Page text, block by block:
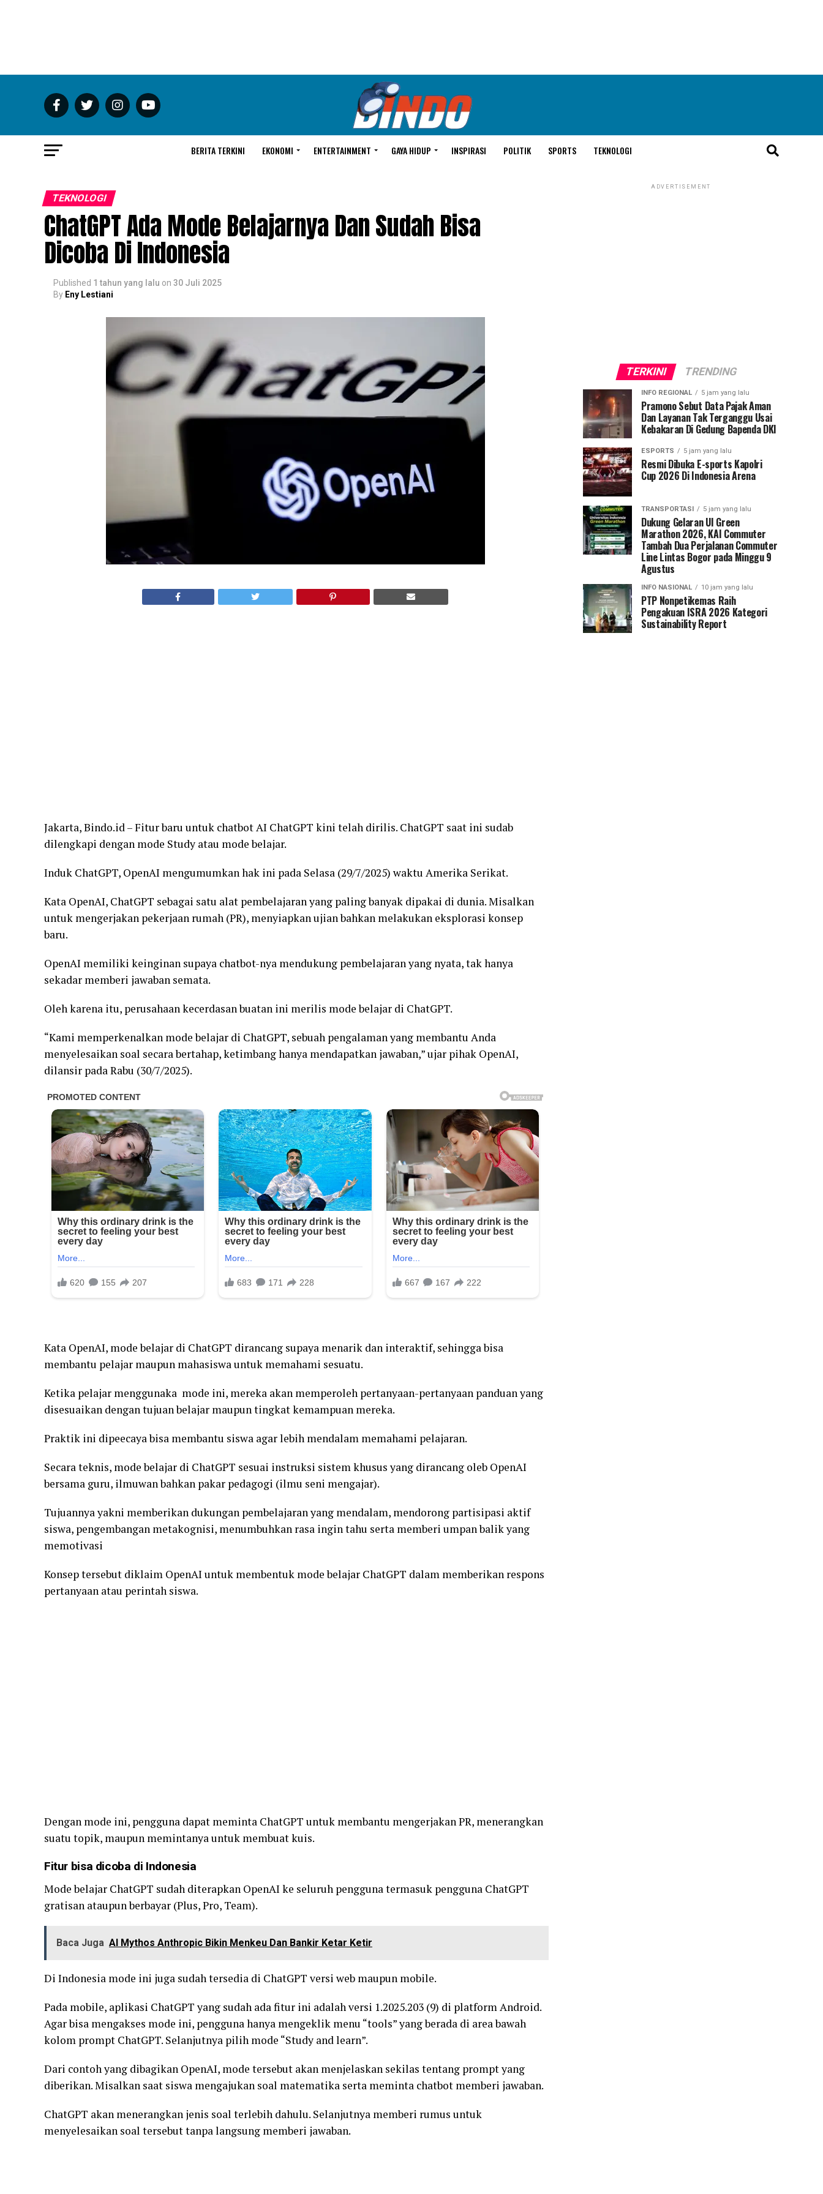
BERITA TERKINI EKONOMI ENTERTAINMENT GAYA HIDUP INSPIRASI POLITIK SPORTS TEKNOLOGI
TEKNOLOGI
ChatGPT Ada Mode Belajarnya Dan Sudah Bisa
Dicoba Di Indonesia
Published 1 tahun yang lalu on 30 Juli 2025
By Eny Lestiani
Jakarta, Bindo.id – Fitur baru untuk chatbot AI ChatGPT kini telah dirilis. ChatGPT saat ini sudab
dilengkapi dengan mode Study atau mode belajar.
Induk ChatGPT, OpenAI mengumumkan hak ini pada Selasa (29/7/2025) waktu Amerika Serikat.
Kata OpenAI, ChatGPT sebagai satu alat pembelajaran yang paling banyak dipakai di dunia. Misalkan
untuk mengerjakan pekerjaan rumah (PR), menyiapkan ujian bahkan melakukan eksplorasi konsep
baru.
OpenAI memiliki keinginan supaya chatbot-nya mendukung pembelajaran yang nyata, tak hanya
sekadar memberi jawaban semata.
Oleh karena itu, perusahaan kecerdasan buatan ini merilis mode belajar di ChatGPT.
“Kami memperkenalkan mode belajar di ChatGPT, sebuah pengalaman yang membantu Anda
menyelesaikan soal secara bertahap, ketimbang hanya mendapatkan jawaban,” ujar pihak OpenAI,
dilansir pada Rabu (30/7/2025).
Kata OpenAI, mode belajar di ChatGPT dirancang supaya menarik dan interaktif, sehingga bisa
membantu pelajar maupun mahasiswa untuk memahami sesuatu.
Ketika pelajar menggunaka mode ini, mereka akan memperoleh pertanyaan-pertanyaan panduan yang
disesuaikan dengan tujuan belajar maupun tingkat kemampuan mereka.
Praktik ini dipeecaya bisa membantu siswa agar lebih mendalam memahami pelajaran.
Secara teknis, mode belajar di ChatGPT sesuai instruksi sistem khusus yang dirancang oleb OpenAI
bersama guru, ilmuwan bahkan pakar pedagogi (ilmu seni mengajar).
Tujuannya yakni memberikan dukungan pembelajaran yang mendalam, mendorong partisipasi aktif
siswa, pengembangan metakognisi, menumbuhkan rasa ingin tahu serta memberi umpan balik yang
memotivasi
Konsep tersebut diklaim OpenAI untuk membentuk mode belajar ChatGPT dalam memberikan respons
pertanyaan atau perintah siswa.
Dengan mode ini, pengguna dapat meminta ChatGPT untuk membantu mengerjakan PR, menerangkan
suatu topik, maupun memintanya untuk membuat kuis.
Fitur bisa dicoba di Indonesia
Mode belajar ChatGPT sudah diterapkan OpenAI ke seluruh pengguna termasuk pengguna ChatGPT
gratisan ataupun berbayar (Plus, Pro, Team).
Baca Juga AI Mythos Anthropic Bikin Menkeu Dan Bankir Ketar Ketir
Di Indonesia mode ini juga sudah tersedia di ChatGPT versi web maupun mobile.
Pada mobile, aplikasi ChatGPT yang sudah ada fitur ini adalah versi 1.2025.203 (9) di platform Android.
Agar bisa mengakses mode ini, pengguna hanya mengeklik menu “tools” yang berada di area bawah
kolom prompt ChatGPT. Selanjutnya pilih mode “Study and learn”.
Dari contoh yang dibagikan OpenAI, mode tersebut akan menjelaskan sekilas tentang prompt yang
diberikan. Misalkan saat siswa mengajukan soal matematika serta meminta chatbot memberi jawaban.
ChatGPT akan menerangkan jenis soal terlebih dahulu. Selanjutnya memberi rumus untuk
menyelesaikan soal tersebut tanpa langsung memberi jawaban.
ADVERTISEMENT
TERKINI TRENDING
INFO REGIONAL 5 jam yang lalu
Pramono Sebut Data Pajak Aman
Dan Layanan Tak Terganggu Usai
Kebakaran Di Gedung Bapenda DKI
ESPORTS 5 jam yang lalu
Resmi Dibuka E-sports Kapolri
Cup 2026 Di Indonesia Arena
TRANSPORTASI 5 jam yang lalu
Dukung Gelaran UI Green
Marathon 2026, KAI Commuter
Tambah Dua Perjalanan Commuter
Line Lintas Bogor pada Minggu 9
Agustus
INFO NASIONAL 10 jam yang lalu
PTP Nonpetikemas Raih
Pengakuan ISRA 2026 Kategori
Sustainability Report